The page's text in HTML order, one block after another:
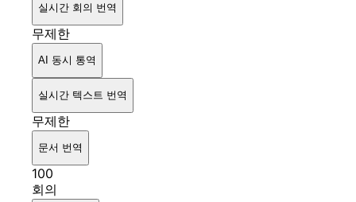
실시간 회의 번역
무제한
AI 동시 통역
실시간 텍스트 번역
무제한
문서 번역
100
회의